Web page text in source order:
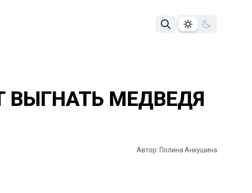
ВЫГНАТЬ МЕДВЕДЯ
Автор: Полина Анкушина